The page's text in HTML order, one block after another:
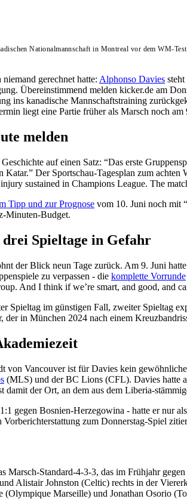
Nationalmannschaft in Montreal vor dem WM-
gerechnet hatte: Alphonso Davies
Übereinstimmend melden kicker.de am
ins kanadische Mannschaftstraining
liegt eine Partie früher als Marsch noch
melden
auf einen Satz: “Das erste
Katar.” Der Sportschau-Tagesplan zum
sustained in Champions League. The
Tipp und zur Prognose vom 10. Juni noch mit
Minuten-Budget.
Spieltage in Gefahr
der Blick neun Tage zurück. Am 9. Juni
zu verpassen - die komplette Vorrunde
And I think if we’re smart, and good, and
Spieltag im günstigen Fall, zweiter Spieltag
der in München 2024 nach einem
von Vancouver ist für Davies kein
(MLS) und der BC Lions (CFL). Davies hatte
der Ort, an dem aus dem Liberia-
gegen Bosnien-Herzegowina - hatte er nur
zum Donnerstag-Spiel
Marsch-Standard-4-3-3, das im Frühjahr
Alistair Johnston (Celtic) rechts in der
(Olympique Marseille) und Jonathan Osorio